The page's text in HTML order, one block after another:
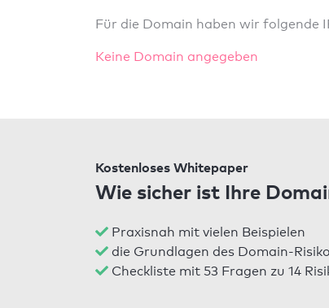
Für die Domain haben wir folgende
Keine Domain angegeben
Kostenloses Whitepaper
Wie sicher ist Ihre
Praxisnah mit vielen Beispielen
die Grundlagen des Domain-
Checkliste mit 53 Fragen zu 14